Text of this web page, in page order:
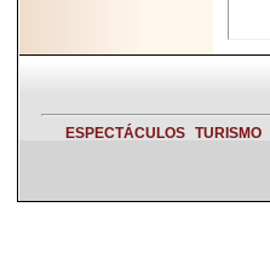
ESPECTÁCULOS TURISMO